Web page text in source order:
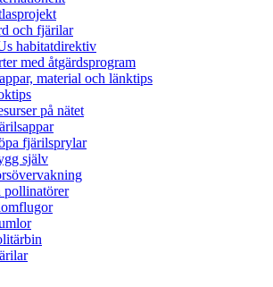
och fjärilar
habitatdirektiv
med åtgärdsprogram
material och länktips
på nätet
fjärilsprylar
själv
pollinatörer